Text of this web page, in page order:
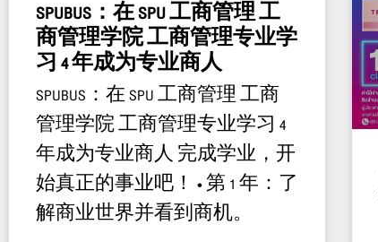
SPUBUS：在 SPU 工商管理 工
商管理学院 工商管理专业学
习 4 年成为专业商人
SPUBUS：在 SPU 工商管理 工商
管理学院 工商管理专业学习 4
年成为专业商人 完成学业，开
始真正的事业吧！ • 第 1 年：了
解商业世界并看到商机。